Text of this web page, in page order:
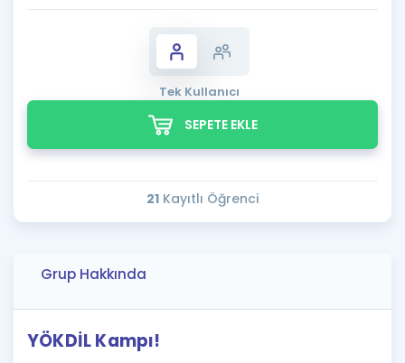
Tek Kullanıcı
SEPETE EKLE
21 Kayıtlı Öğrenci
Grup Hakkında
YÖKDİL Kampı!